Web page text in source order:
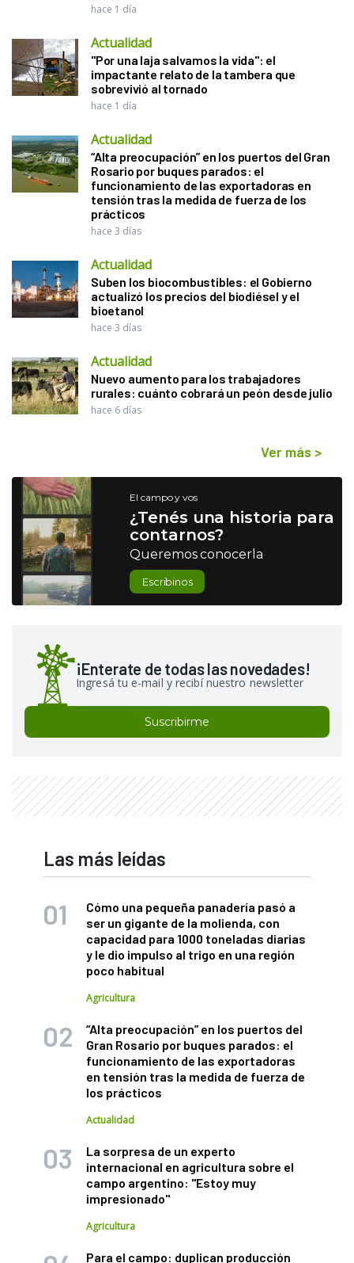
hace 1 día
Actualidad
"Por una laja salvamos la vida": el
impactante relato de la tambera que
sobrevivió al tornado
hace 1 día
Actualidad
“Alta preocupación” en los puertos del Gran
Rosario por buques parados: el
funcionamiento de las exportadoras en
tensión tras la medida de fuerza de los
prácticos
hace 3 días
Actualidad
Suben los biocombustibles: el Gobierno
actualizó los precios del biodiésel y el
bioetanol
hace 3 días
Actualidad
Nuevo aumento para los trabajadores
rurales: cuánto cobrará un peón desde julio
hace 6 días
Ver más >
El campo y vos
¿Tenés una historia para
contarnos?
Queremos conocerla
Escribinos
¡Enterate de todas las novedades!
Ingresá tu e-mail y recibí nuestro newsletter
Suscribirme
Las más leídas
Cómo una pequeña panadería pasó a
ser un gigante de la molienda, con
capacidad para 1000 toneladas diarias
y le dio impulso al trigo en una región
poco habitual
Agricultura
“Alta preocupación” en los puertos del
Gran Rosario por buques parados: el
funcionamiento de las exportadoras
en tensión tras la medida de fuerza de
los prácticos
Actualidad
La sorpresa de un experto
internacional en agricultura sobre el
campo argentino: "Estoy muy
impresionado"
Agricultura
Para el campo: duplican producción